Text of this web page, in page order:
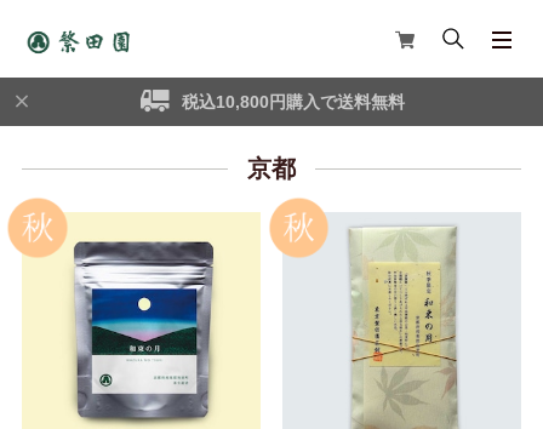
税込10,800円購入で送料無料
京都